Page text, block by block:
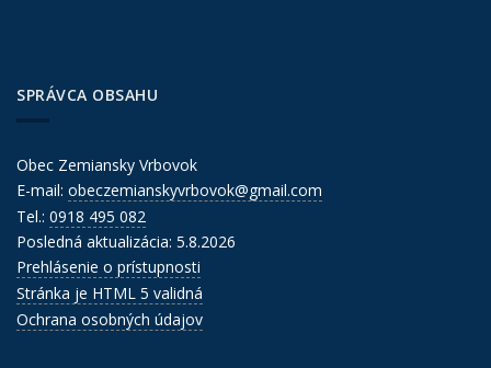
SPRÁVCA OBSAHU
Obec Zemiansky Vrbovok
E-mail: obeczemianskyvrbovok@gmail.com
Tel.: 0918 495 082
Posledná aktualizácia: 5.8.2026
Prehlásenie o prístupnosti
Stránka je HTML 5 validná
Ochrana osobných údajov